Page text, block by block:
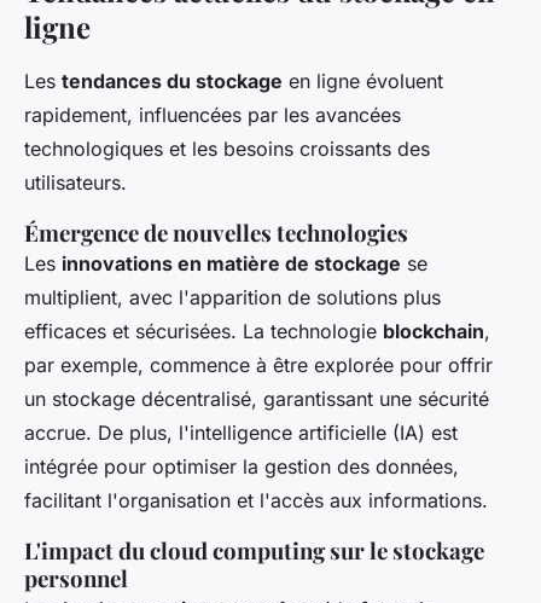
ligne
Les tendances du stockage en ligne évoluent
rapidement, influencées par les avancées
technologiques et les besoins croissants des
utilisateurs.
Émergence de nouvelles technologies
Les innovations en matière de stockage se
multiplient, avec l'apparition de solutions plus
efficaces et sécurisées. La technologie blockchain,
par exemple, commence à être explorée pour offrir
un stockage décentralisé, garantissant une sécurité
accrue. De plus, l'intelligence artificielle (IA) est
intégrée pour optimiser la gestion des données,
facilitant l'organisation et l'accès aux informations.
L'impact du cloud computing sur le stockage
personnel